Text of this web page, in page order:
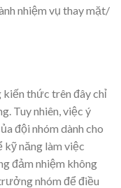
nhiệm vụ thay mặt/
kiến thức trên đây chỉ
Tuy nhiên, việc ý
đội nhóm dành cho
kỹ năng làm việc
đảm nhiệm không
nhóm để điều